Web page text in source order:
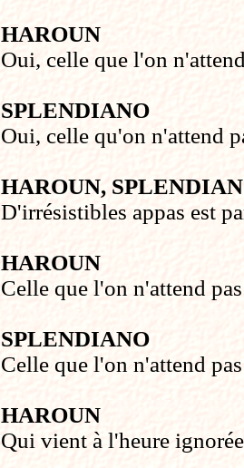
HAROUN
Oui, celle que l'on
SPLENDIANO
Oui, celle qu'on n'attend
HAROUN,
D'irrésistibles appas est
HAROUN
Celle que l'on n'attend pas
SPLENDIANO
Celle que l'on n'attend pas
HAROUN
Qui vient à l'heure